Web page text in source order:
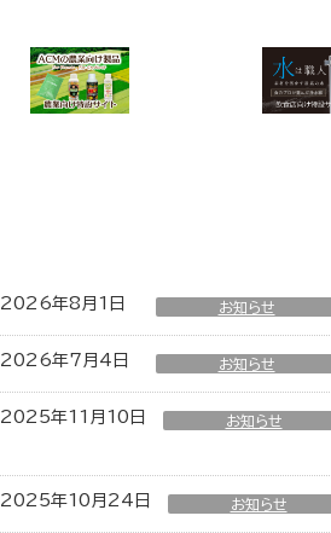
2026年8月1日 お知らせ
2026年7月4日 お知らせ
2025年11月10日 お知らせ
2025年10月24日 お知らせ